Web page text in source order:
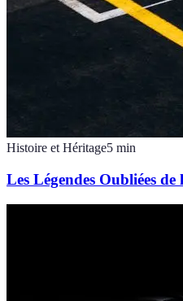
Histoire et Héritage5 min
Les Légendes Oubliées